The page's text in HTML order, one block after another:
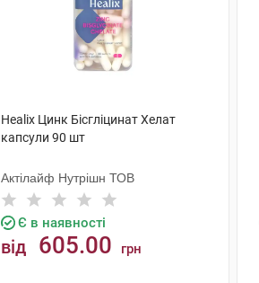
Healix Цинк Бісгліцинат Хелат
капсули 90 шт
Актілайф Нутрішн ТОВ
Є в наявності
від 605.00 грн